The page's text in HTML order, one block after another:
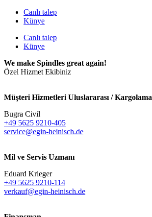
Canlı talep
Künye
Canlı talep
Künye
We make Spindles great again!
Özel Hizmet Ekibiniz
Müşteri Hizmetleri Uluslararası / Kargolama
Bugra Civil
+49 5625 9210-405
service@egin-heinisch.de
Mil ve Servis Uzmanı
Eduard Krieger
+49 5625 9210-114
verkauf@egin-heinisch.de